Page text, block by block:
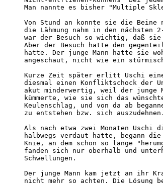
Man nannte es bisher "Multiple
Von Stund an konnte sie die Beine
die Lähmung nahm in den nächsten
war der Besuch so wichtig, daß
Aber der Besuch hatte den
hatte. Der junge Mann hatte sie
angeschaut, nicht wie ein
Kurze Zeit später erlitt Uschi
diesmal einen Konfliktschock
akut minderwertig, weil der junge
kümmerte, wie sie sich das
Keulenschlag, und von da ab
zu entstehen bzw. sich auszudehnen.
Als nach etwa zwei Monaten Uschi
halbwegs verdaut hatte, begann
Knie, an dem schon so lange
fanden sich nur oberhalb und
Schwellungen.
Der junge Mann kam jetzt an ihr
nicht mehr so achten. Die